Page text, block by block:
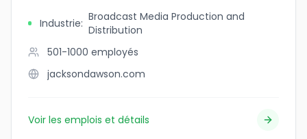
Industrie: Broadcast Media Production and
Distribution
501-1000 employés
jacksondawson.com
Voir les emplois et détails